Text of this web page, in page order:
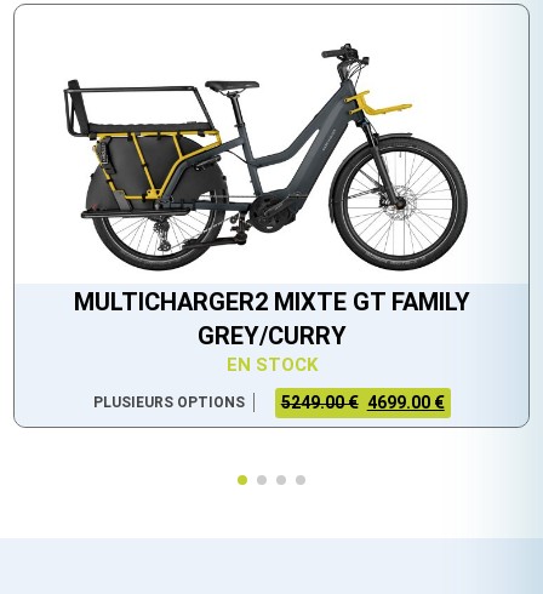
MULTICHARGER2 MIXTE GT FAMILY
GREY/CURRY
EN STOCK
PLUSIEURS OPTIONS 5249.00 € 4699.00 €